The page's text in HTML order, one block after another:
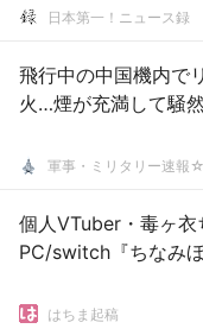
日本第一！ニュース録
飛行中の中国機内で
火…煙が充満して騒然
軍事・ミリタリー速報
個人VTuber・毒ヶ衣
PC/switch『ちなみ
はちま起稿